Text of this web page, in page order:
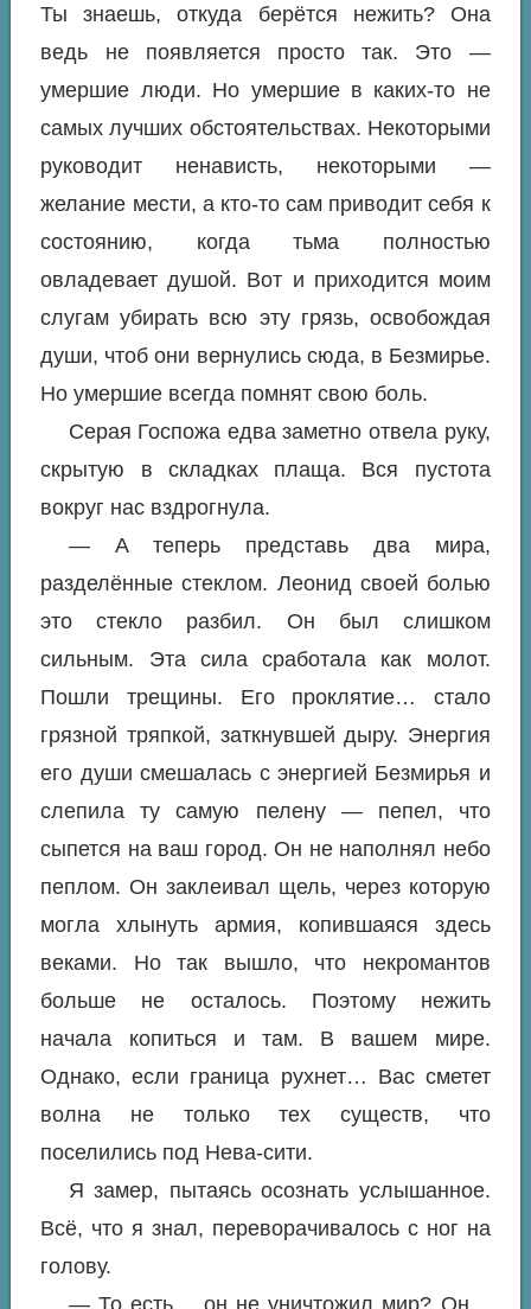
Ты знаешь, откуда берётся нежить? Она
ведь не появляется просто так. Это —
умершие люди. Но умершие в каких-то не
самых лучших обстоятельствах. Некоторыми
руководит ненависть, некоторыми —
желание мести, а кто-то сам приводит себя к
состоянию, когда тьма полностью
овладевает душой. Вот и приходится моим
слугам убирать всю эту грязь, освобождая
души, чтоб они вернулись сюда, в Безмирье.
Но умершие всегда помнят свою боль.
Серая Госпожа едва заметно отвела руку,
скрытую в складках плаща. Вся пустота
вокруг нас вздрогнула.
— А теперь представь два мира,
разделённые стеклом. Леонид своей болью
это стекло разбил. Он был слишком
сильным. Эта сила сработала как молот.
Пошли трещины. Его проклятие… стало
грязной тряпкой, заткнувшей дыру. Энергия
его души смешалась с энергией Безмирья и
слепила ту самую пелену — пепел, что
сыпется на ваш город. Он не наполнял небо
пеплом. Он заклеивал щель, через которую
могла хлынуть армия, копившаяся здесь
веками. Но так вышло, что некромантов
больше не осталось. Поэтому нежить
начала копиться и там. В вашем мире.
Однако, если граница рухнет… Вас сметет
волна не только тех существ, что
поселились под Нева-сити.
Я замер, пытаясь осознать услышанное.
Всё, что я знал, переворачивалось с ног на
голову.
— То есть… он не уничтожил мир? Он…